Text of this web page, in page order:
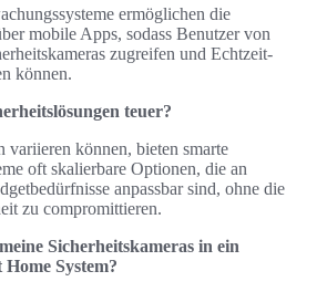
ermöglichen die
mobile Apps, sodass Benutzer von
zugreifen und Echtzeit-
können.
teuer?
variieren können, bieten smarte
oft skalierbare Optionen, die an
anpassbar sind, ohne die
zu compromittieren.
Sicherheitskameras in ein
Home System?